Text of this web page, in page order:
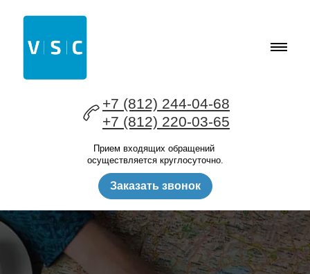
+7 (812) 244-04-68
+7 (812) 220-03-65
Прием входящих обращений
осуществляется круглосуточно.
Заказать звонок